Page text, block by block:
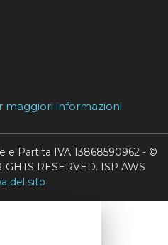
informazioni
e Partita IVA 13868590962 - ©
RESERVED. ISP AWS
del sito